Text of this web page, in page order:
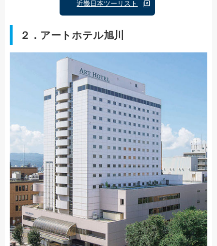
近畿日本ツーリスト
２．アートホテル旭川